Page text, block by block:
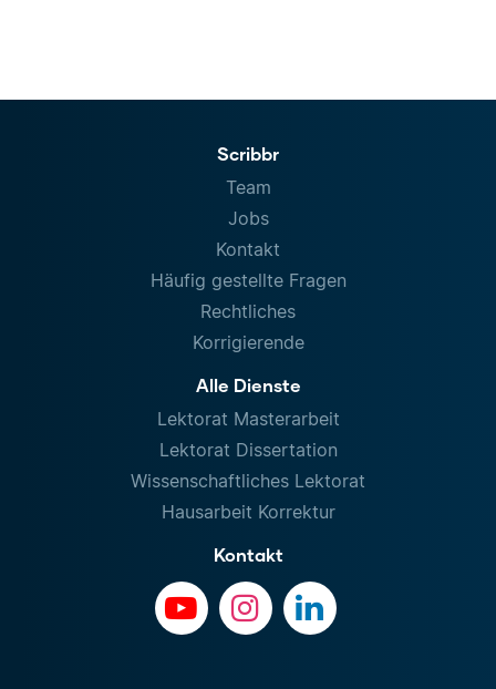
Scribbr
Team
Jobs
Kontakt
Häufig gestellte Fragen
Rechtliches
Korrigierende
Alle Dienste
Lektorat Masterarbeit
Lektorat Dissertation
Wissenschaftliches Lektorat
Hausarbeit Korrektur
Kontakt